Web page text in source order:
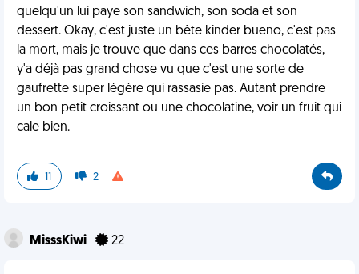
quelqu'un lui paye son sandwich, son soda et son
dessert. Okay, c'est juste un bête kinder bueno, c'est pas
la mort, mais je trouve que dans ces barres chocolatés,
y'a déjà pas grand chose vu que c'est une sorte de
gaufrette super légère qui rassasie pas. Autant prendre
un bon petit croissant ou une chocolatine, voir un fruit qui
cale bien.
11 2
MisssKiwi 22